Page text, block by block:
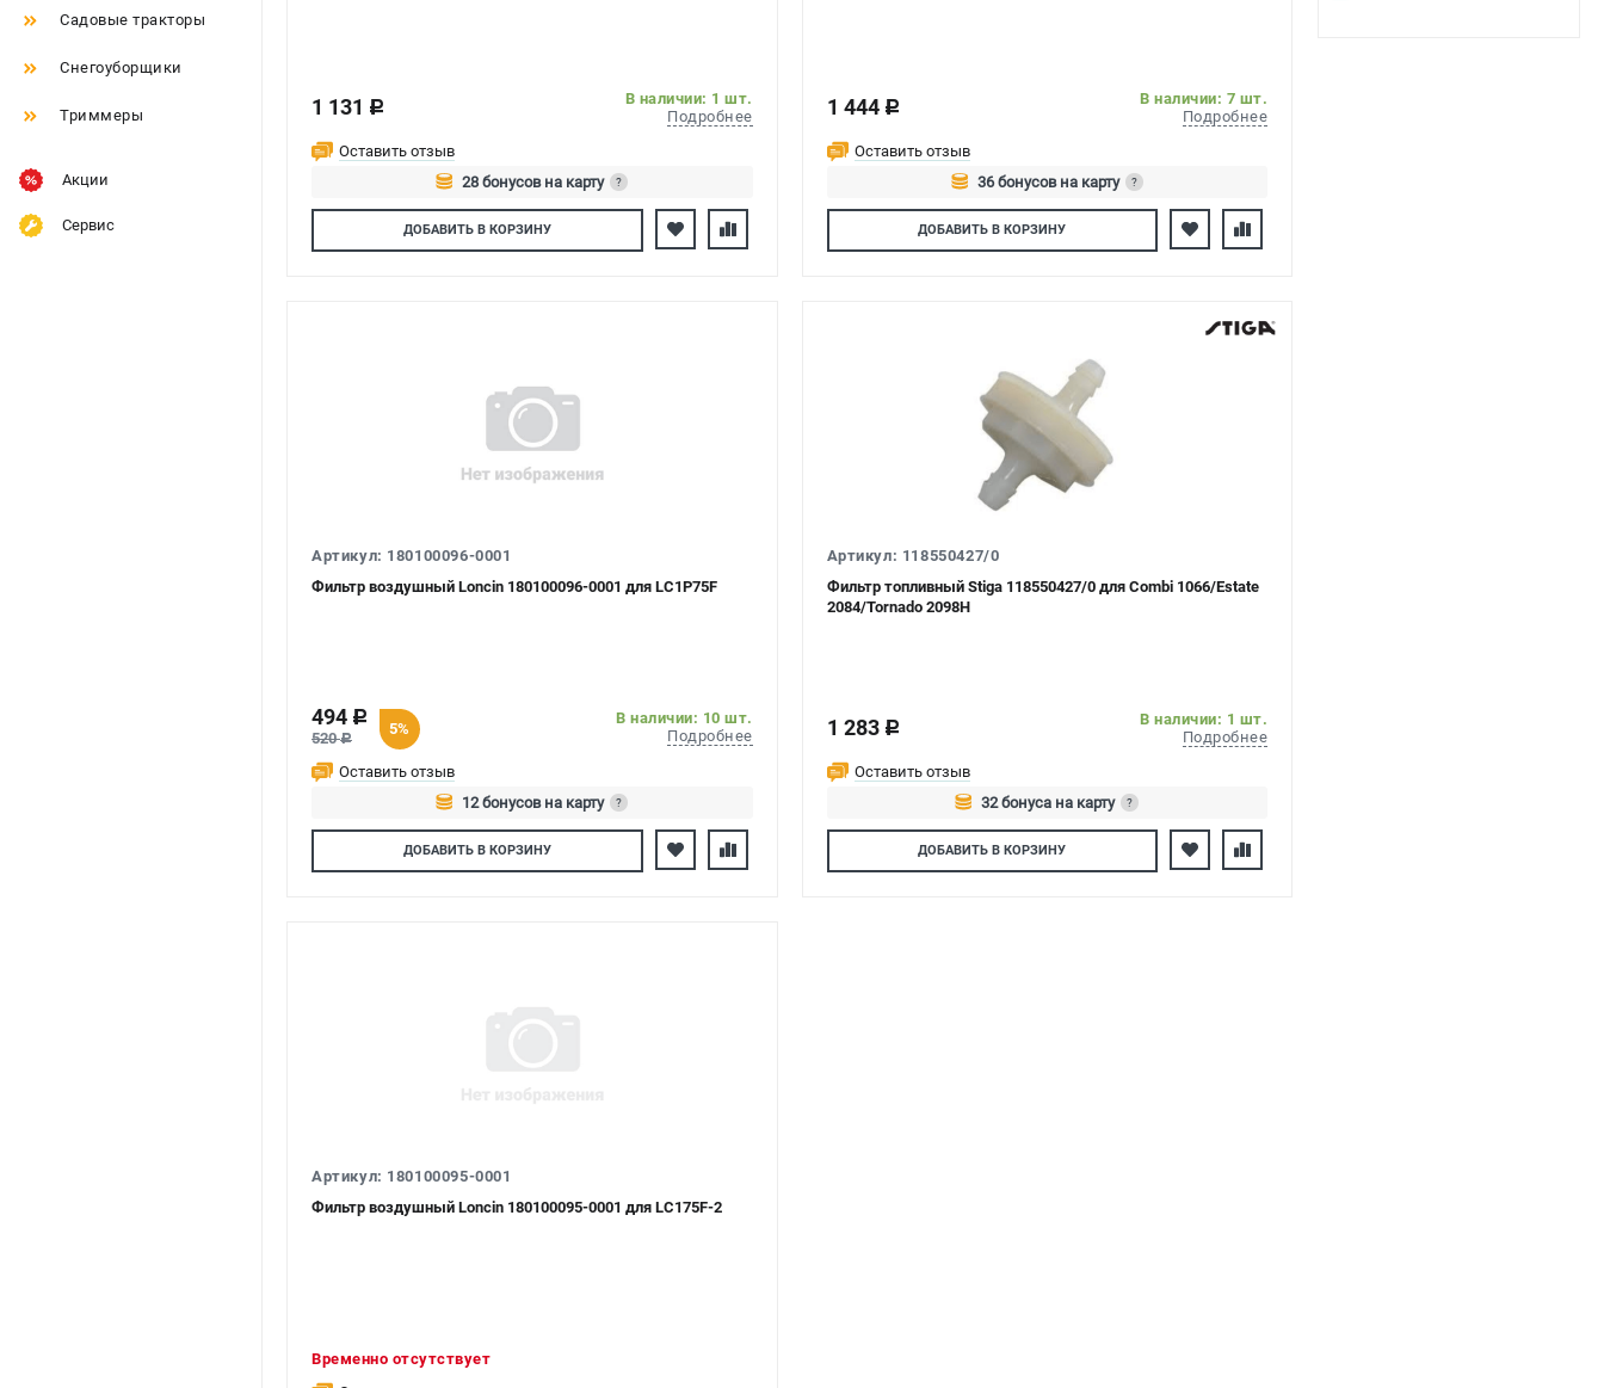
Садовые тракторы
Снегоуборщики
Триммеры
Акции
Сервис
1 131 c
В наличии: 1 шт.
Подробнее
Оставить отзыв
28 бонусов на карту
?
Авторизуйтесь
ДОБАВИТЬВ КОРЗИНУ
1 444 c
В наличии: 7 шт.
Подробнее
Оставить отзыв
36 бонусов на карту
?
Авторизуйтесь
ДОБАВИТЬ В КОРЗИНУ
Артикул: 180100096-0001
Фильтр воздушный Loncin 180100096-0001 для LC1P75F
494 c
520c
5%
В наличии: 10 шт.
Подробнее
Оставить отзыв
12 бонусов на карту
?
Авторизуйтесь
ДОБАВИТЬВ КОРЗИНУ
Артикул: 118550427/0
Фильтр топливный Stiga 118550427/0 для Combi 1066/Estate
2084/Tornado 2098H
1 283 c
В наличии: 1 шт.
Подробнее
Оставить отзыв
32 бонуса на карту
?
Авторизуйтесь
ДОБАВИТЬ В КОРЗИНУ
Артикул: 180100095-0001
Фильтр воздушный Loncin 180100095-0001 для LC175F-2
Временно отсутствует